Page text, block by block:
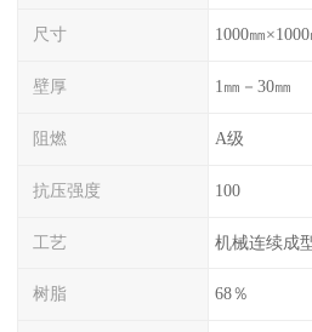
尺寸 1000㎜
壁厚 1㎜－30㎜
阻燃 A级
抗压强度 100
工艺 机械连续成
树脂 68％